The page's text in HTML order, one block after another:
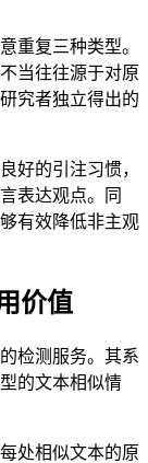
重复三种类型。
当往往源于对原
究者独立得出的
好的引注习惯，
表达观点。同
有效降低非主观
价值
检测服务。其系
的文本相似情
处相似文本的原